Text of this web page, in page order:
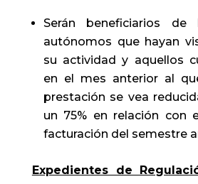
Serán beneficiarios
autónomos que hayan
su actividad y aquellos
en el mes anterior al
prestación se vea
un 75% en relación con
facturación del semestre
Expedientes de